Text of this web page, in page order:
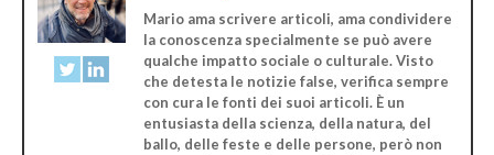
Mario ama scrivere articoli, ama condividere
la conoscenza specialmente se può avere
qualche impatto sociale o culturale. Visto
che detesta le notizie false, verifica sempre
con cura le fonti dei suoi articoli. È un
entusiasta della scienza, della natura, del
ballo, delle feste e delle persone, però non